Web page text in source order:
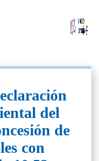
del
de
con